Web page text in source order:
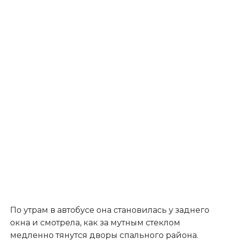
По утрам в автобусе она становилась у заднего
окна и смотрела, как за мутным стеклом
медленно тянутся дворы спального района.